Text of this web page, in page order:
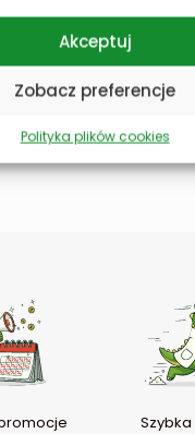
Akceptuj
Zobacz preferencje
Polityka plików cookies
także HPV.